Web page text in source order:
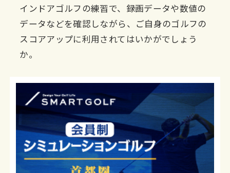
インドアゴルフの練習で、録画データや数値の
データなどを確認しながら、ご自身のゴルフの
スコアアップに利用されてはいかがでしょう
か。